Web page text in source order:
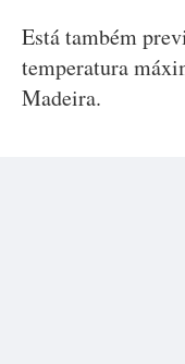
Está também
temperatura
Madeira.